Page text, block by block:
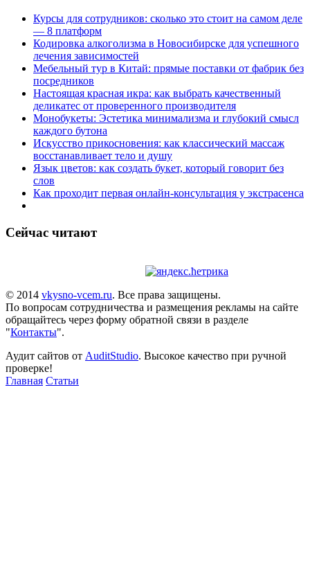
Курсы для сотрудников: сколько это стоит на самом деле
— 8 платформ
Кодировка алкоголизма в Новосибирске для успешного
лечения зависимостей
Мебельный тур в Китай: прямые поставки от фабрик без
посредников
Настоящая красная икра: как выбрать качественный
деликатес от проверенного производителя
Монобукеты: Эстетика минимализма и глубокий смысл
каждого бутона
Искусство прикосновения: как классический массаж
восстанавливает тело и душу
Язык цветов: как создать букет, который говорит без
слов
Как проходит первая онлайн-консультация у экстрасенса
Сейчас читают
© 2014 vkysno-vcem.ru. Все права защищены.
По вопросам сотрудничества и размещения рекламы на сайте
обращайтесь через форму обратной связи в разделе
"Контакты".
Аудит сайтов от AuditStudio. Высокое качество при ручной
проверке!
Главная Статьи